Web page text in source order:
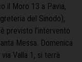
il Moro 13 a Pavia,
del Sinodo),
previsto l’intervento
Messa. Domenica
Valla 1, si terrà